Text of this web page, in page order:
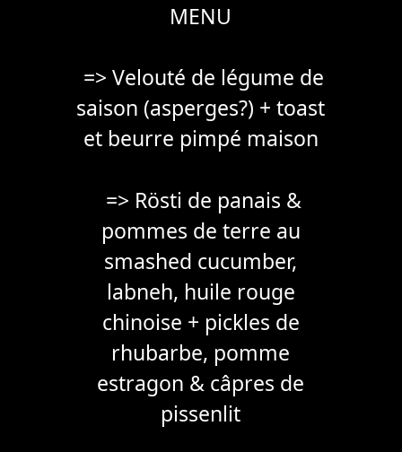
MENU
=> Velouté de légume de
saison (asperges?) + toast
et beurre pimpé maison
=> Rösti de panais &
pommes de terre au
smashed cucumber,
labneh, huile rouge
chinoise + pickles de
rhubarbe, pomme
estragon & câpres de
pissenlit